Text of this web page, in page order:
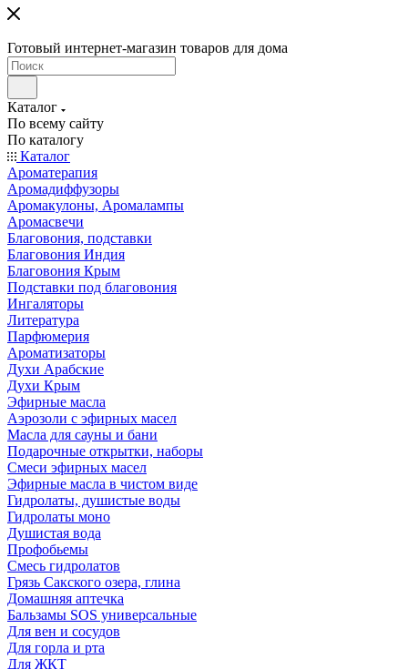
Готовый интернет-магазин товаров для дома
Каталог
По всему сайту
По каталогу
Каталог
Ароматерапия
Аромадиффузоры
Аромакулоны, Аромалампы
Аромасвечи
Благовония, подставки
Благовония Индия
Благовония Крым
Подставки под благовония
Ингаляторы
Литература
Парфюмерия
Ароматизаторы
Духи Арабские
Духи Крым
Эфирные масла
Аэрозоли с эфирных масел
Масла для сауны и бани
Подарочные открытки, наборы
Смеси эфирных масел
Эфирные масла в чистом виде
Гидролаты, душистые воды
Гидролаты моно
Душистая вода
Профобьемы
Смесь гидролатов
Грязь Сакского озера, глина
Домашняя аптечка
Бальзамы SOS универсальные
Для вен и сосудов
Для горла и рта
Для ЖКТ